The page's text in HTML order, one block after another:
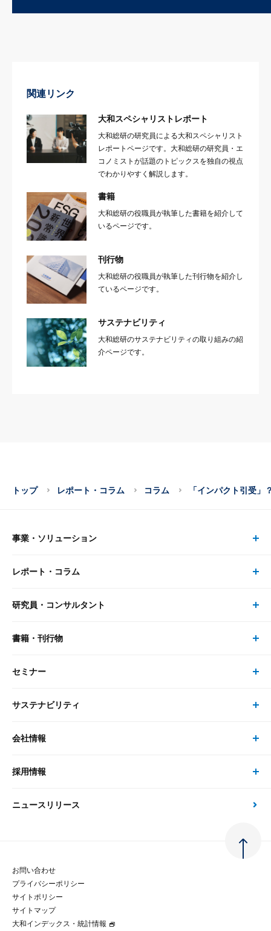
関連リンク
大和スペシャリストレポート
大和総研の研究員による大和スペシャリスト
レポートページです。大和総研の研究員・エ
コノミストが話題のトピックスを独自の視点
でわかりやすく解説します。
書籍
大和総研の役職員が執筆した書籍を紹介して
いるページです。
刊行物
大和総研の役職員が執筆した刊行物を紹介し
ているページです。
サステナビリティ
大和総研のサステナビリティの取り組みの紹
介ページです。
トップ レポート・コラム コラム 「インパクト引受
事業・ソリューション
事業・ソリューション トップ
リサーチ
大和総研の強み
先端テクノロジーに基づく新たな価値の創出
レポート・コラム
レポート・コラム トップ
最新のレポート・コラム
政策分析
金融経済教育等
テクノロジーレポート
研究員・コンサルタント
研究員・コンサルタント トップ
研究員
書籍・刊行物
書籍・刊行物 トップ
書籍
セミナー
セミナー トップ
現在受付中のセミナー・イベント
サステナビリティ
サステナビリティの取り組み
次世代社会への貢献
マルチステークホルダー方針
会社情報
会社情報 トップ
会社概要・役員一覧
大和総研の歩み
グループ会社
採用情報
採用情報 トップ
経験者採用
ニュースリリース
お問い合わせ
プライバシーポリシー
サイトポリシー
サイトマップ
大和インデックス・統計情報